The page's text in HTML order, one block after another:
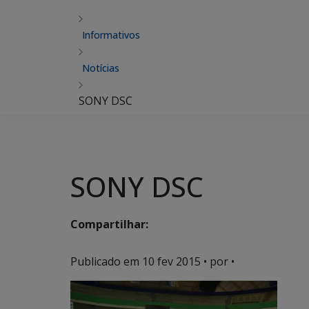
Informativos
Notícias
SONY DSC
SONY DSC
Compartilhar:
Publicado em 10 fev 2015 • por •